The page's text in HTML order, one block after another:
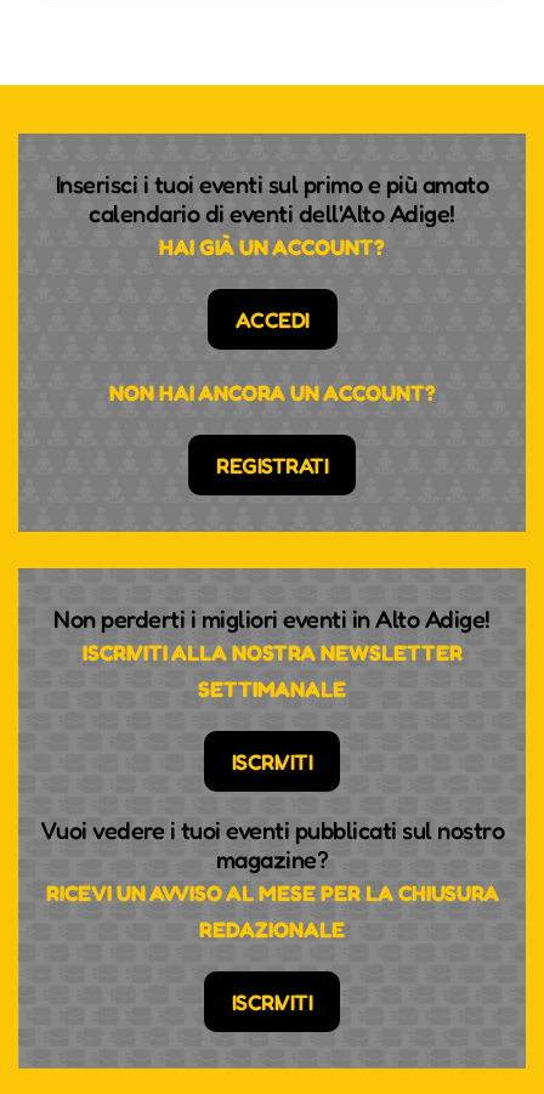
Inserisci i tuoi eventi sul primo e più amato
calendario di eventi dell'Alto Adige!
HAI GIÀ UN ACCOUNT?
ACCEDI
NON HAI ANCORA UN ACCOUNT?
REGISTRATI
Non perderti i migliori eventi in Alto Adige!
ISCRIVITI ALLA NOSTRA NEWSLETTER
SETTIMANALE
ISCRIVITI
Vuoi vedere i tuoi eventi pubblicati sul nostro
magazine?
RICEVI UN AVVISO AL MESE PER LA CHIUSURA
REDAZIONALE
ISCRIVITI